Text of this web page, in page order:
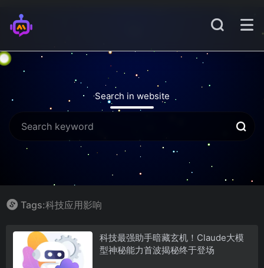
Search in website
Tags:科技应用影响
科技最强助手暗藏玄机！Claude大模
型神秘能力首波揭秘终于登场